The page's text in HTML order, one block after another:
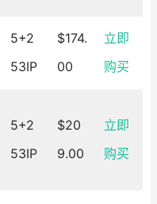
5+2
53IP
$174.
00
立即
购买
5+2
53IP
$20
9.00
立即
购买